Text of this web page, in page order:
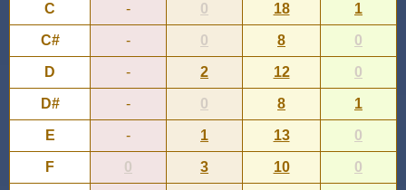
C - 0 18 1
C# - 0 8 0
D - 2 12 0
D# - 0 8 1
E - 1 13 0
F 0 3 10 0